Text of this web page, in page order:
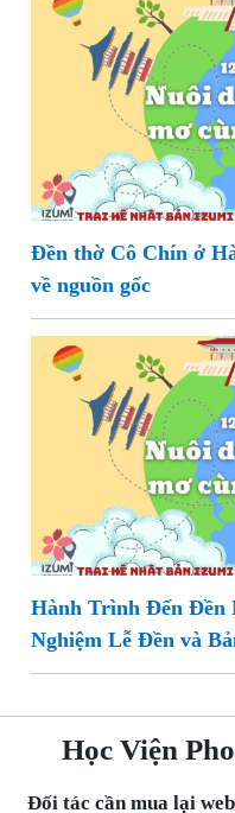
Đền thờ Cô Chín ở
về nguồn gốc
Hành Trình Đến Đền
Nghiệm Lễ Đền và
Học Viện
Đối tác cần mua lại